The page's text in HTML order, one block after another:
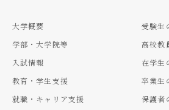
大学概要
学部・大学院等
入試情報
教育・学生支援
就職・キャリア支援
受験生
高校教
在学生
卒業生
保護者